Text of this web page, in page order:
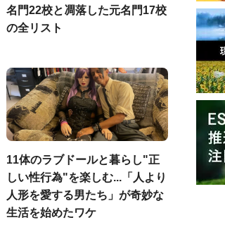
名門22校と凋落した元名門17校
の全リスト
11体のラブドールと暮らし"正
しい性行為"を楽しむ...「人より
人形を愛する男たち」が奇妙な
生活を始めたワケ